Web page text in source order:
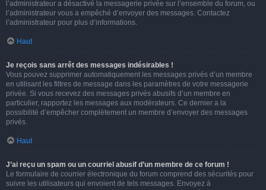
l’administrateur a désactivé la messagerie privée sur l’ensemble du forum, ou
l’administrateur vous a empêché d’envoyer des messages. Contactez
l’administrateur pour plus d’informations.
Haut
Je reçois sans arrêt des messages indésirables !
Vous pouvez supprimer automatiquement les messages privés d’un membre
en utilisant les filtres de message dans les paramètres de votre messagerie
privée. Si vous recevez des messages privés abusifs d’un membre en
particulier, rapportez les messages aux modérateurs. Ce dernier a la
possibilité d’empêcher complètement un membre d’envoyer des messages
privés.
Haut
J’ai reçu un spam ou un courriel abusif d’un membre de ce forum !
Le formulaire de courrier électronique du forum comprend des sécurités pour
suivre les utilisateurs qui envoient de tels messages. Envoyez à